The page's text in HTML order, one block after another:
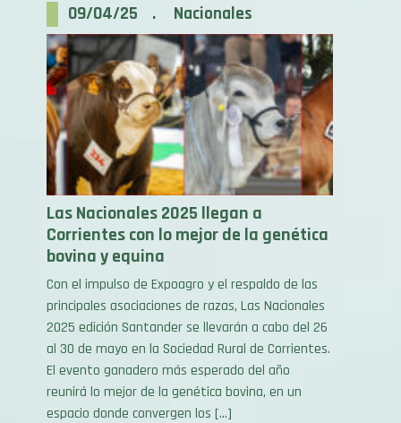
Las Nacionales 2025 llegan a
Corrientes con lo mejor de la genética
bovina y equina
Con el impulso de Expoagro y el respaldo de las
principales asociaciones de razas, Las Nacionales
2025 edición Santander se llevarán a cabo del 26
al 30 de mayo en la Sociedad Rural de Corrientes.
El evento ganadero más esperado del año
reunirá lo mejor de la genética bovina, en un
espacio donde convergen los […]